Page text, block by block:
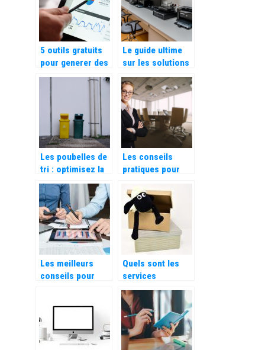
excellents pour le
travail
5 outils gratuits
pour generer des
mots cles
Le guide ultime
sur les solutions
pour la gestion du
flux numerique
Les poubelles de
tri : optimisez la
gestion des
dechets dans
votre entreprise,
restaurant ou
cantine
Les conseils
pratiques pour
efficacement la
performance d’un
cabinet de
management de
transition
Les meilleurs
conseils pour
Quels sont les
services
proposés par les
déménageurs
professionnels ?